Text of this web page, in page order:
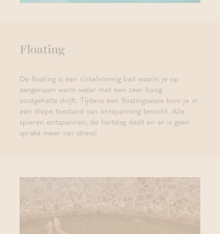
Floating
De floating is een cirkelvormig bad waarin je op
aangenaam warm water met een zeer hoog
zoutgehalte drijft. Tijdens een floatingsessie kom je in
een diepe toestand van ontspanning terecht. Alle
spieren ontspannen, de hartslag daalt en er is geen
sprake meer van stress!